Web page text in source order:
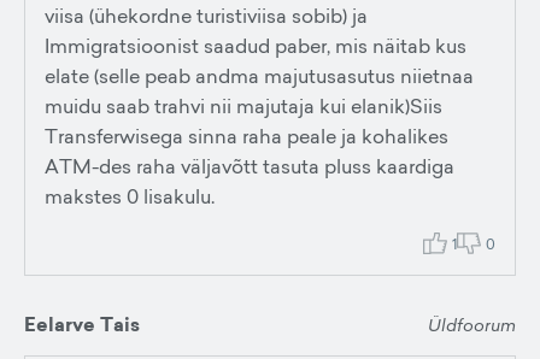
viisa (ühekordne turistiviisa sobib) ja
Immigratsioonist saadud paber, mis näitab kus
elate (selle peab andma majutusasutus niietnaa
muidu saab trahvi nii majutaja kui elanik)Siis
Transferwisega sinna raha peale ja kohalikes
ATM-des raha väljavõtt tasuta pluss kaardiga
makstes 0 lisakulu.
1 0
Eelarve Tais Üldfoorum